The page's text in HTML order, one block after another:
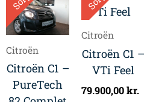
Citroën
Citroën C1 –
PureTech
Citroën
Citroën C1 –
VTi Feel
79.900,00kr.